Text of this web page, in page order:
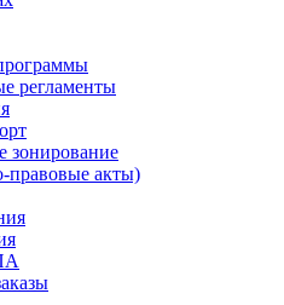
регламенты
зонирование
акты)